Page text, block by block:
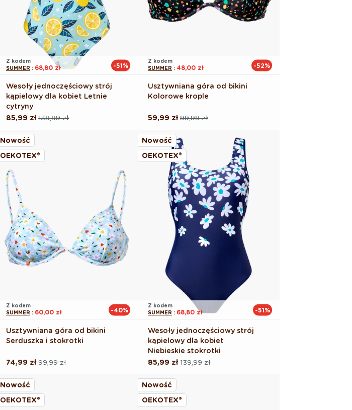
Z kodem
SUMMER : 68,80 zł -51%
Wesoły jednoczęściowy strój
kąpielowy dla kobiet Letnie
cytryny
Cena
139,99 zł
Cena
85,99 zł
Z kodem
SUMMER : 48,00 zł -52%
Usztywniana góra od bikini
Kolorowe krople
Cena
99,99 zł
Cena
59,99 zł
Nowość
OEKOTEX®
Z kodem
SUMMER : 60,00 zł -40%
Usztywniana góra od bikini
Serduszka i stokrotki
Cena
99,99 zł
Cena
74,99 zł
Nowość
OEKOTEX®
Z kodem
SUMMER : 68,80 zł -51%
Wesoły jednoczęściowy strój
kąpielowy dla kobiet
Niebieskie stokrotki
Cena
139,99 zł
Cena
85,99 zł
Nowość
OEKOTEX®
Nowość
OEKOTEX®